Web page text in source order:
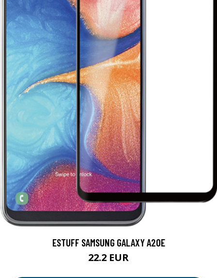
ESTUFF SAMSUNG GALAXY A20E
22.2 EUR